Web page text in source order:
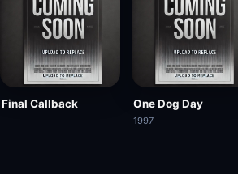
Final Callback
—
One Dog Day
1997